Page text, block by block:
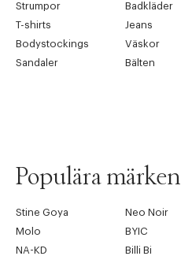
Strumpor
Badkläder
T-shirts
Jeans
Bodystockings
Väskor
Sandaler
Bälten
Populära märken
Stine Goya Neo Noir
Molo
BYIC
NA-KD
Billi Bi